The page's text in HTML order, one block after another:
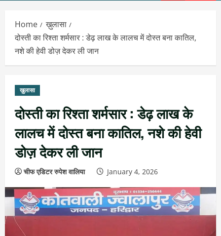
Home
ख़ुलासा
दोस्ती का रिश्ता शर्मसार : डेढ़ लाख के लालच में दोस्त बना कातिल,
नशे की हेवी डोज़ देकर ली जान
ख़ुलासा
दोस्ती का रिश्ता शर्मसार : डेढ़ लाख के
लालच में दोस्त बना कातिल, नशे की हेवी
डोज़ देकर ली जान
चीफ एडिटर रुपेश वालिया January 4, 2026